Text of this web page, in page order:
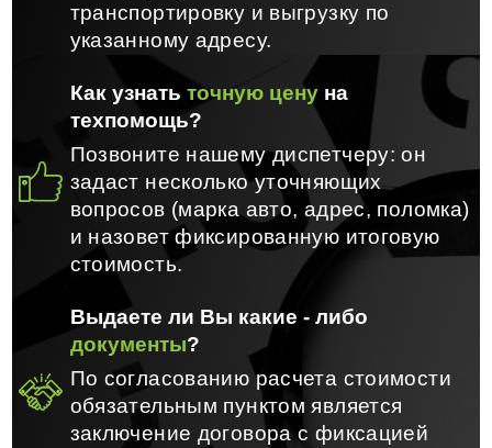
транспортировку и выгрузку по
указанному адресу.
Как узнать точную ценуна
техпомощь?
Позвоните нашему диспетчеру: он
задаст несколько уточняющих
вопросов (марка авто, адрес, поломка)
и назовет фиксированную итоговую
стоимость.
Выдаете ли Вы какие - либо
документы?
По согласованию расчета стоимости
обязательным пунктом является
заключение договора с фиксацией